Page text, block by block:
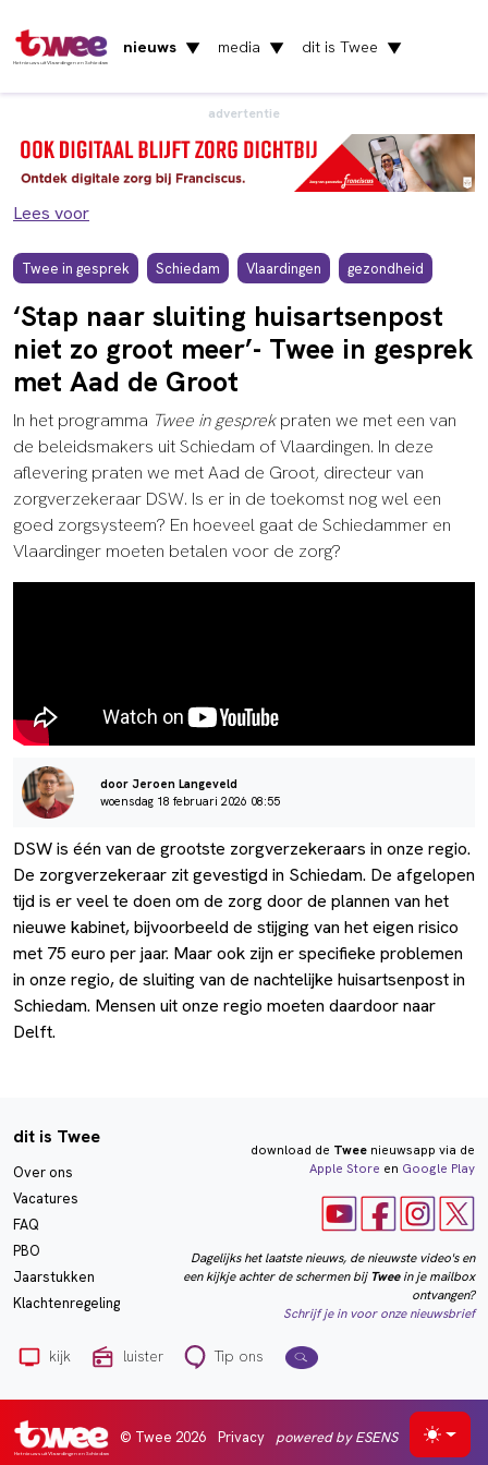
Het nieuws uit Vlaardingen en Schiedam
nieuws ▼ media ▼ dit is Twee ▼
advertentie
Lees voor
Twee in gesprek Schiedam Vlaardingen gezondheid
‘Stap naar sluiting huisartsenpost
niet zo groot meer’- Twee in gesprek
met Aad de Groot
In het programma Twee in gesprekpraten we met een van
de beleidsmakers uit Schiedam of Vlaardingen. In deze
aflevering praten we met Aad de Groot, directeur van
zorgverzekeraar DSW. Is er in de toekomst nog wel een
goed zorgsysteem? En hoeveel gaat de Schiedammer en
Vlaardinger moeten betalen voor de zorg?
door Jeroen Langeveld
woensdag 18 februari 2026 08:55
DSW is één van de grootste zorgverzekeraars in onze regio.
De zorgverzekeraar zit gevestigd in Schiedam. De afgelopen
tijd is er veel te doen om de zorg door de plannen van het
nieuwe kabinet, bijvoorbeeld de stijging van het eigen risico
met 75 euro per jaar. Maar ook zijn er specifieke problemen
in onze regio, de sluiting van de nachtelijke huisartsenpost in
Schiedam. Mensen uit onze regio moeten daardoor naar
Delft.
dit is Twee
Over ons
Vacatures
FAQ
PBO
Jaarstukken
Klachtenregeling
download de Tweenieuwsapp via de
Apple Store en Google Play
Dagelijks het laatste nieuws, de nieuwste video's en
een kijkje achter de schermen bij Tweein je mailbox
ontvangen?
Schrijf je in voor onze nieuwsbrief
kijk luister Tip ons
Het nieuws uit Vlaardingen en Schiedam
© Twee 2026 Privacy powered by ESENS